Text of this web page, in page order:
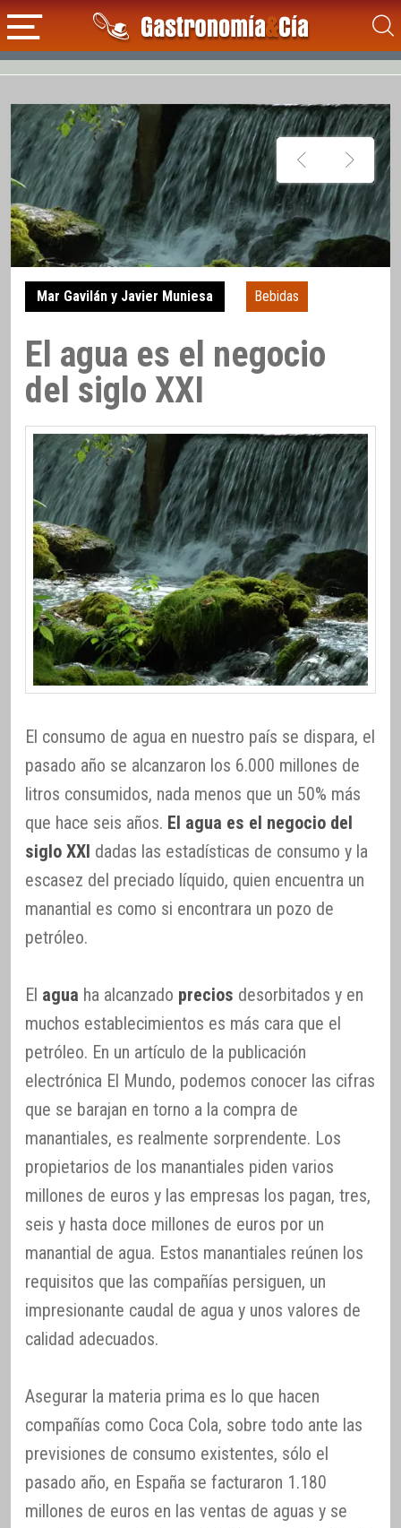
Mar Gavilán y Javier Muniesa Bebidas
El agua es el negocio
del siglo XXI
El consumo de agua en nuestro país se dispara, el
pasado año se alcanzaron los 6.000 millones de
litros consumidos, nada menos que un 50% más
que hace seis años. El agua es el negocio del
siglo XXI dadas las estadísticas de consumo y la
escasez del preciado líquido, quien encuentra un
manantial es como si encontrara un pozo de
petróleo.
El agua ha alcanzado precios desorbitados y en
muchos establecimientos es más cara que el
petróleo. En un artículo de la publicación
electrónica El Mundo, podemos conocer las cifras
que se barajan en torno a la compra de
manantiales, es realmente sorprendente. Los
propietarios de los manantiales piden varios
millones de euros y las empresas los pagan, tres,
seis y hasta doce millones de euros por un
manantial de agua. Estos manantiales reúnen los
requisitos que las compañías persiguen, un
impresionante caudal de agua y unos valores de
calidad adecuados.
Asegurar la materia prima es lo que hacen
compañías como Coca Cola, sobre todo ante las
previsiones de consumo existentes, sólo el
pasado año, en España se facturaron 1.180
millones de euros en las ventas de aguas y se